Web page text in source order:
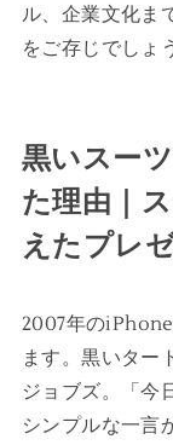
ル、企業文化ま
をご存じでしょ
黒いスー
た理由｜
えたプレ
2007年の
ます。黒いター
ジョブズ。「今
シンプルな一言